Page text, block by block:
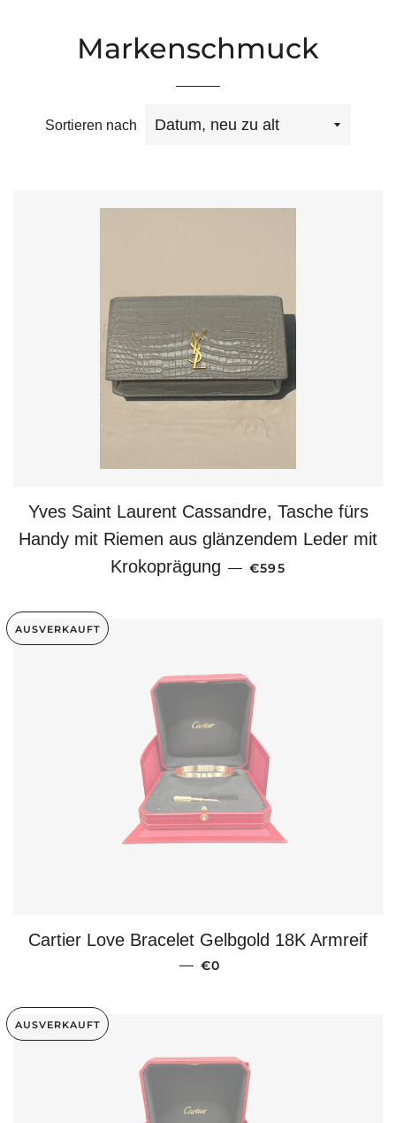
Markenschmuck
Sortieren nach
Yves Saint Laurent Cassandre, Tasche fürs
Handy mit Riemen aus glänzendem Leder mit
Krokoprägung — NORMALER PREIS
€595
AUSVERKAUFT
Cartier Love Bracelet Gelbgold 18K Armreif
— NORMALER PREIS
€0
AUSVERKAUFT